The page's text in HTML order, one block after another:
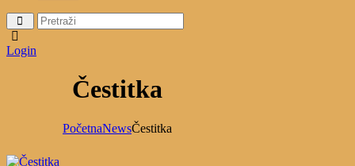
Login
Čestitka
PočetnaNewsČestitka